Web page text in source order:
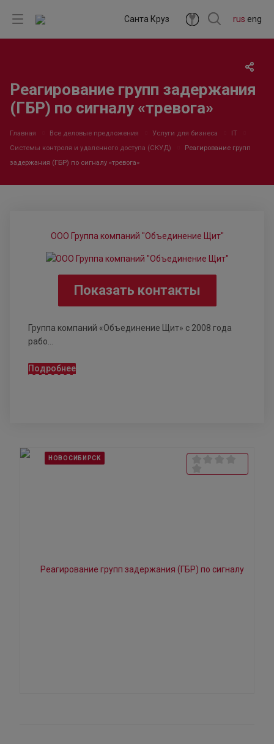
rus eng
Санта Круз
Реагирование групп задержания
(ГБР) по сигналу «тревога»
Главная Все деловые предложения Услуги для бизнеса
IT
Системы контроля и удаленного доступа (СКУД)
Реагирование групп
задержания (ГБР) по сигналу «тревога»
ООО Группа компаний "Объединение Щит"
Показать контакты
Группа компаний «Объединение Щит» с 2008 года
рабо...
Подробнее
НОВОСИБИРСК